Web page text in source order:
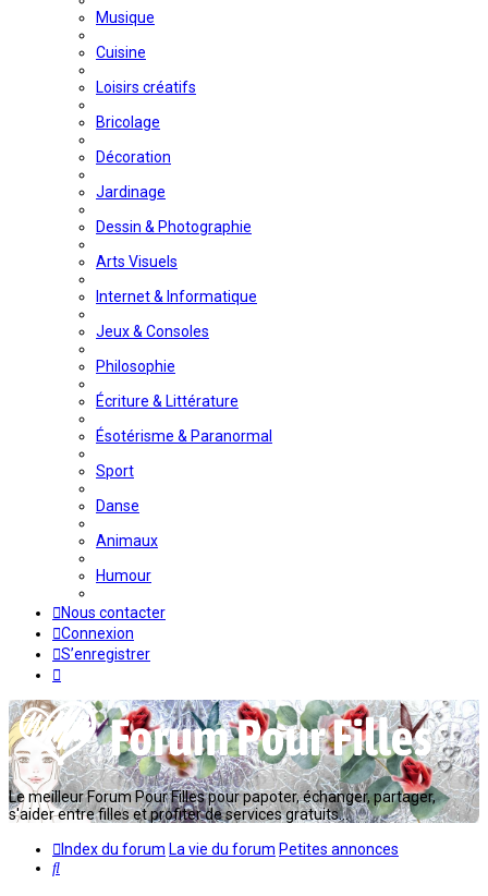
Musique
Cuisine
Loisirs créatifs
Bricolage
Décoration
Jardinage
Dessin & Photographie
Arts Visuels
Internet & Informatique
Jeux & Consoles
Philosophie
Écriture & Littérature
Ésotérisme & Paranormal
Sport
Danse
Animaux
Humour
Nous contacter
Connexion
S’enregistrer
Le meilleur Forum Pour Filles pour papoter, échanger, partager,
s'aider entre filles et profiter de services gratuits...
Index du forum La vie du forum Petites annonces
Rechercher